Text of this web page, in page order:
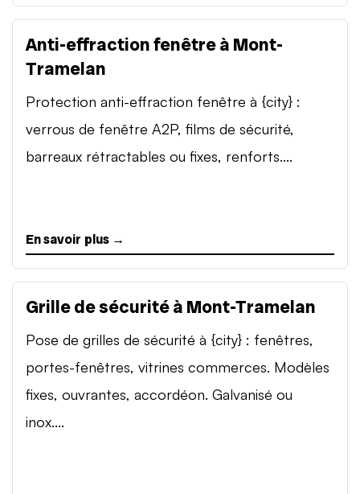
Anti-effraction fenêtre à Mont-
Tramelan
Protection anti-effraction fenêtre à {city} :
verrous de fenêtre A2P, films de sécurité,
barreaux rétractables ou fixes, renforts....
En savoir plus →
Grille de sécurité à Mont-Tramelan
Pose de grilles de sécurité à {city} : fenêtres,
portes-fenêtres, vitrines commerces. Modèles
fixes, ouvrantes, accordéon. Galvanisé ou
inox....